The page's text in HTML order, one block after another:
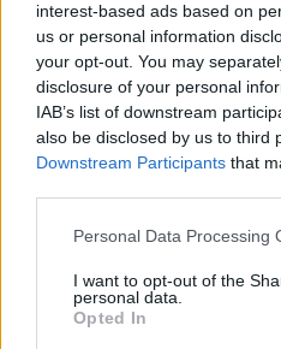
interest-based ads based on
us or personal information
your opt-out. You may
disclosure of your personal
IAB’s list of downstream
also be disclosed by us to third
Downstream Participants that
Personal Data Processing
I want to opt-out of the
personal data.
Opted In